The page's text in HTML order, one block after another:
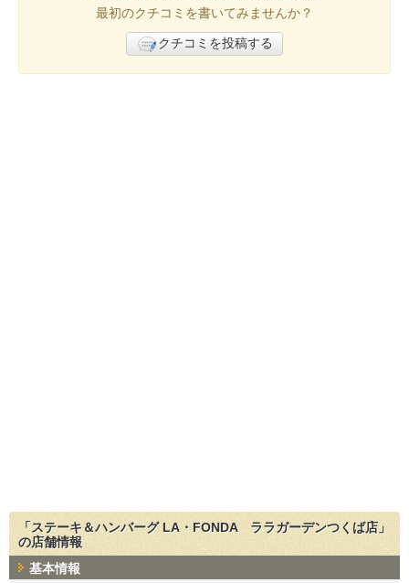
最初のクチコミを書いてみませんか？
クチコミを投稿する
「ステーキ＆ハンバーグ LA・FONDA ララガーデンつくば店」
の店舗情報
基本情報